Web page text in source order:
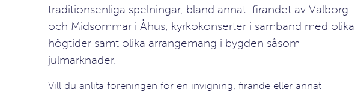
traditionsenliga spelningar, bland annat. firandet av Valborg
och Midsommar i Åhus, kyrkokonserter i samband med olika
högtider samt olika arrangemang i bygden såsom
julmarknader.
Vill du anlita föreningen för en invigning, firande eller annat